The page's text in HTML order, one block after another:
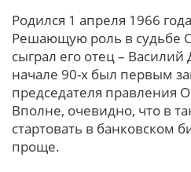
Родился 1 апреля 1966
Решающую роль в судьбе
сыграл его отец –
начале 90-х был первым
председателя правления
Вполне, очевидно, что в
стартовать в банковском
проще.